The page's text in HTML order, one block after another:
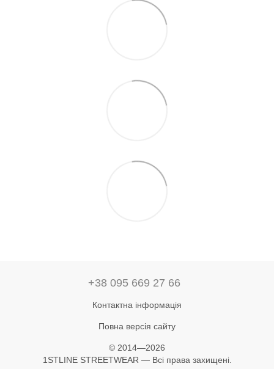
+38 095 669 27 66
Контактна інформація
Повна версія сайту
© 2014—2026
1STLINE STREETWEAR — Всі права захищені.